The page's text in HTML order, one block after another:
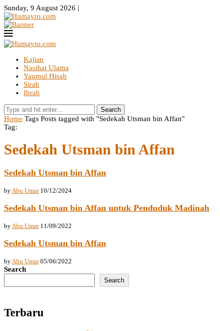
Sunday, 9 August 2026 |
Kajian
Nasihat Ulama
Yaumul Hisab
Sirah
Ibrah
Search
Home Tags Posts tagged with "Sedekah Utsman bin Affan"
Tag:
Sedekah Utsman bin Affan
Sedekah Utsman bin Affan
by Abu Umar 10/12/2024
Sedekah Utsman bin Affan untuk Penduduk Madinah
by Abu Umar 11/09/2022
Sedekah Utsman bin Affan
by Abu Umar 05/06/2022
Search
Search
Terbaru